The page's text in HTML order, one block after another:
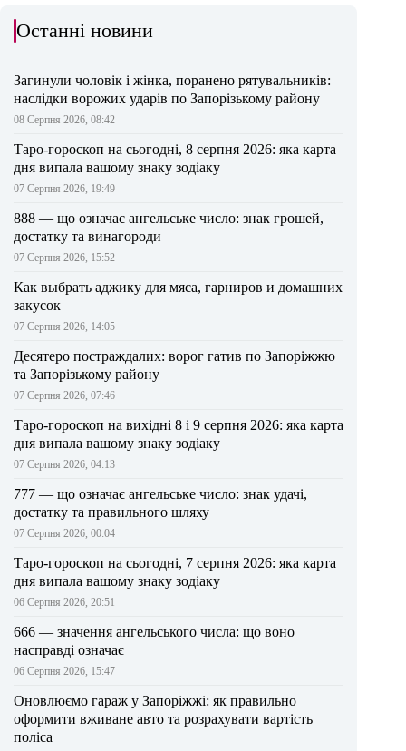
Останні новини
Загинули чоловік і жінка, поранено рятувальників:
наслідки ворожих ударів по Запорізькому району
08 Серпня 2026, 08:42
Таро-гороскоп на сьогодні, 8 серпня 2026: яка карта
дня випала вашому знаку зодіаку
07 Серпня 2026, 19:49
888 — що означає ангельське число: знак грошей,
достатку та винагороди
07 Серпня 2026, 15:52
Как выбрать аджику для мяса, гарниров и домашних
закусок
07 Серпня 2026, 14:05
Десятеро постраждалих: ворог гатив по Запоріжжю
та Запорізькому району
07 Серпня 2026, 07:46
Таро-гороскоп на вихідні 8 і 9 серпня 2026: яка карта
дня випала вашому знаку зодіаку
07 Серпня 2026, 04:13
777 — що означає ангельське число: знак удачі,
достатку та правильного шляху
07 Серпня 2026, 00:04
Таро-гороскоп на сьогодні, 7 серпня 2026: яка карта
дня випала вашому знаку зодіаку
06 Серпня 2026, 20:51
666 — значення ангельського числа: що воно
насправді означає
06 Серпня 2026, 15:47
Оновлюємо гараж у Запоріжжі: як правильно
оформити вживане авто та розрахувати вартість
поліса